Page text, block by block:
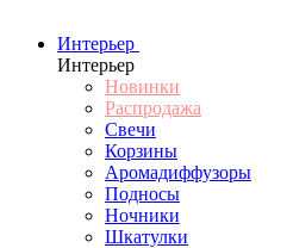
Интерьер
Интерьер
Новинки
Распродажа
Свечи
Корзины
Аромадиффузоры
Подносы
Ночники
Шкатулки